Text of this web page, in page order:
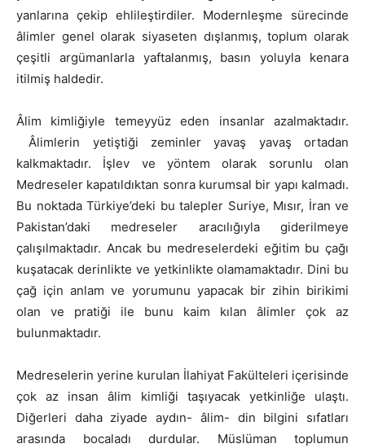
yanlarına çekip ehlileştirdiler. Modernleşme sürecinde
âlimler genel olarak siyaseten dışlanmış, toplum olarak
çeşitli argümanlarla yaftalanmış, basın yoluyla kenara
itilmiş haldedir.
Âlim kimliğiyle temeyyüz eden insanlar azalmaktadır.
Âlimlerin yetiştiği zeminler yavaş yavaş ortadan
kalkmaktadır. İşlev ve yöntem olarak sorunlu olan
Medreseler kapatıldıktan sonra kurumsal bir yapı kalmadı.
Bu noktada Türkiye’deki bu talepler Suriye, Mısır, İran ve
Pakistan’daki medreseler aracılığıyla giderilmeye
çalışılmaktadır. Ancak bu medreselerdeki eğitim bu çağı
kuşatacak derinlikte ve yetkinlikte olamamaktadır. Dini bu
çağ için anlam ve yorumunu yapacak bir zihin birikimi
olan ve pratiği ile bunu kaim kılan âlimler çok az
bulunmaktadır.
Medreselerin yerine kurulan İlahiyat Fakülteleri içerisinde
çok az insan âlim kimliği taşıyacak yetkinliğe ulaştı.
Diğerleri daha ziyade aydın- âlim- din bilgini sıfatları
arasında bocaladı durdular. Müslüman toplumun